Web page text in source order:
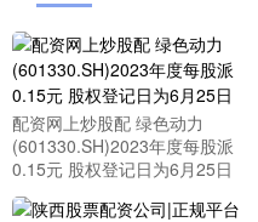
配资网上炒股配 绿色动力
(601330.SH)2023年度每股派
0.15元 股权登记日为6月25日